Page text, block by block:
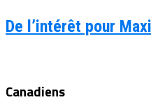
De l’intérêt pour
Canadiens